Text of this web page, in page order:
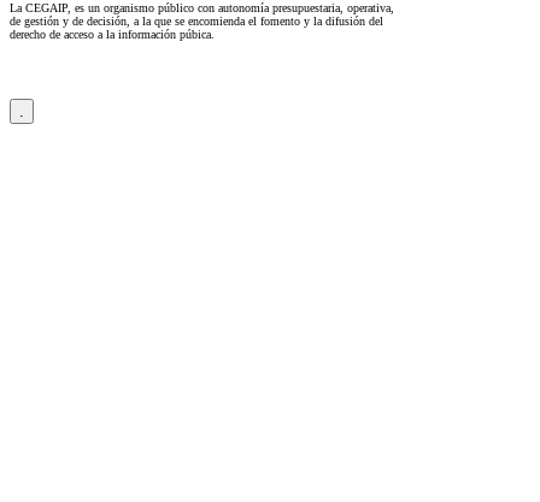
La CEGAIP, es un organismo público con autonomía presupuestaria, operativa,
de gestión y de decisión, a la que se encomienda el fomento y la difusión del
derecho de acceso a la información púbica.